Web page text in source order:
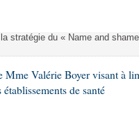
stratégie du « Name and
Valérie Boyer visant à
de santé